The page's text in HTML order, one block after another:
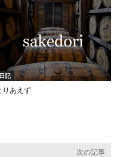
日記
りあえず
次の記事